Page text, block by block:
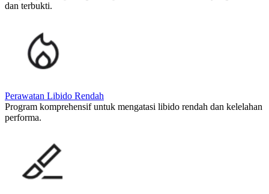
dan terbukti.
Perawatan Libido Rendah
Program komprehensif untuk mengatasi libido rendah dan kelelahan
performa.